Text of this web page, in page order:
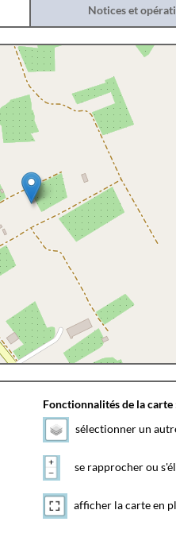
Notices et
Fonctionnalités de la carte
sélectionner un
se rapprocher ou
afficher la carte en